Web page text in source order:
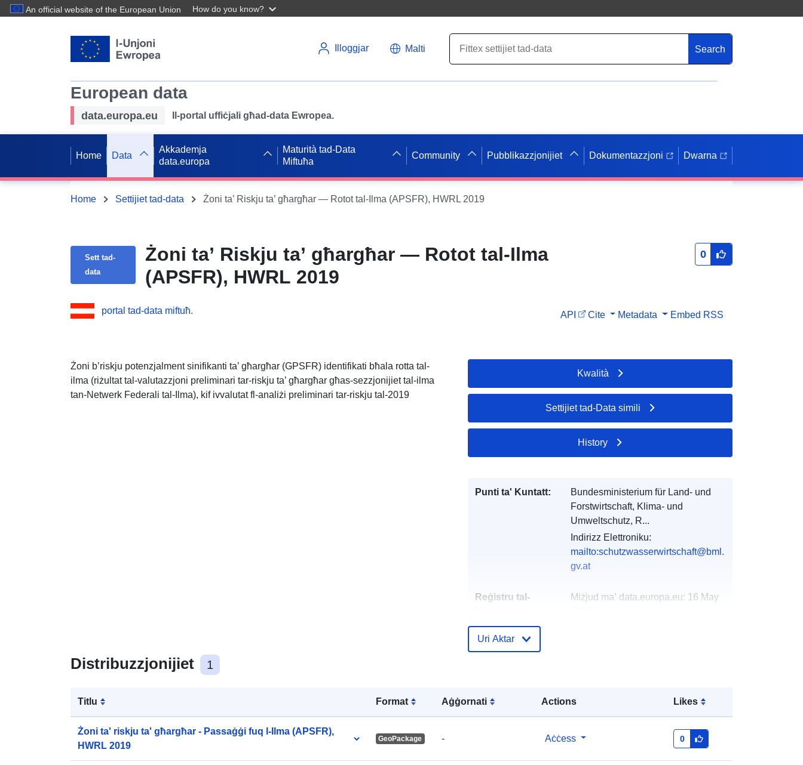
An official website of the European Union How do you know?
Illoggjar Malti Search
European data
data.europa.eu Il-portal uffiċjali għad-data Ewropea.
Home Data
Akkademja
data.europa
Maturità tad-Data
Miftuħa
Community Pubblikazzjonijiet Dokumentazzjoni Dwarna
Home Settijiet tad-data Żoni ta’ Riskju ta’ għargħar — Rotot tal-Ilma (APSFR), HWRL 2019
Sett tad-
data
Żoni ta’ Riskju ta’ għargħar — Rotot tal-Ilma
(APSFR), HWRL 2019
0
portal tad-data miftuħ. API Cite Metadata Embed RSS
Żoni b’riskju potenzjalment sinifikanti ta’ għargħar (GPSFR) identifikati bħala rotta tal-
ilma (riżultat tal-valutazzjoni preliminari tar-riskju ta’ għargħar għas-sezzjonijiet tal-ilma
tan-Netwerk Federali tal-Ilma), kif ivvalutat fl-analiżi preliminari tar-riskju tal-2019
Distribuzzjonijiet 1
Titlu Format Aġġornati Actions Likes
Żoni ta' riskju ta' għargħar - Passaġġi fuq l-Ilma (APSFR),
HWRL 2019
GeoPackage - Aċċess 0
Kwalità
Settijiet tad-Data simili
History
Punti ta' Kuntatt:
Bundesministerium für Land- und
Forstwirtschaft, Klima- und
Umweltschutz, R...
Indirizz Elettroniku:
mailto:schutzwasserwirtschaft@bml.
gv.at
Reġistru tal-
Miżjud ma’ data.europa.eu: 16 May
kenapsfrhwrl2019
Uri Aktar